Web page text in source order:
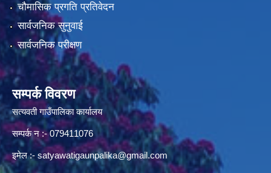
चौमासिक प्रगति प्रतिवेदन
सार्वजनिक सुनुवाई
सार्वजनिक परीक्षण
सम्पर्क विवरण
सत्यवती गाउँपालिका कार्यालय
सम्पर्क न‌ :- 079411076
इमेल :- satyawatigaunpalika@gmail.com